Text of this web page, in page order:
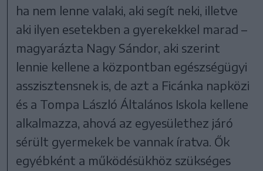
ha nem lenne valaki, aki segít neki, illetve
aki ilyen esetekben a gyerekekkel marad –
magyarázta Nagy Sándor, aki szerint
lennie kellene a központban egészségügyi
asszisztensnek is, de azt a Ficánka napközi
és a Tompa László Általános Iskola kellene
alkalmazza, ahová az egyesülethez járó
sérült gyermekek be vannak íratva. Ők
egyébként a működésükhöz szükséges